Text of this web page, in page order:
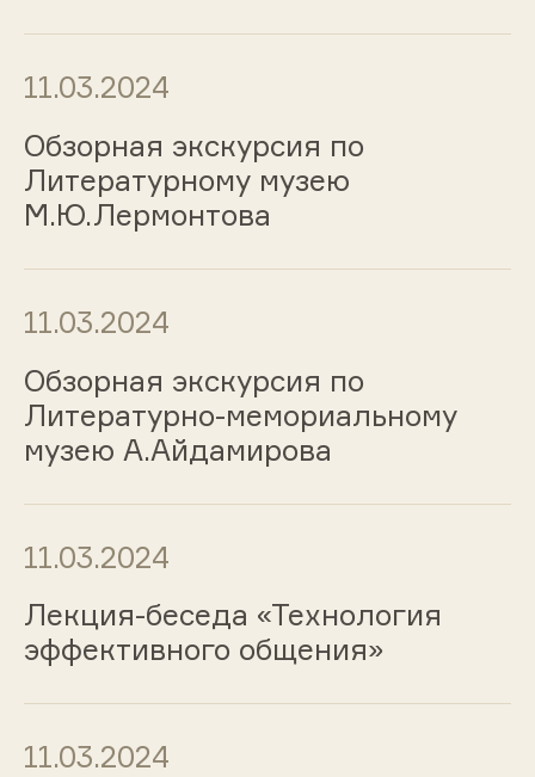
11.03.2024
Обзорная экскурсия по
Литературному музею
М.Ю.Лермонтова
11.03.2024
Обзорная экскурсия по
Литературно-мемориальному
музею А.Айдамирова
11.03.2024
Лекция-беседа «Технология
эффективного общения»
11.03.2024